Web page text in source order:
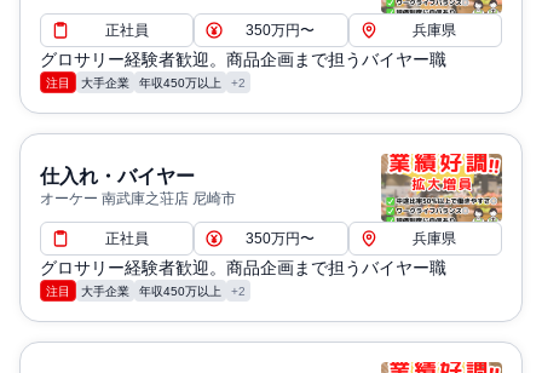
正社員 350万円〜 兵庫県
グロサリー経験者歓迎。商品企画まで担うバイヤー職
注目 大手企業 年収450万以上 +2
仕入れ・バイヤー
オーケー 南武庫之荘店 尼崎市
正社員 350万円〜 兵庫県
グロサリー経験者歓迎。商品企画まで担うバイヤー職
注目 大手企業 年収450万以上 +2